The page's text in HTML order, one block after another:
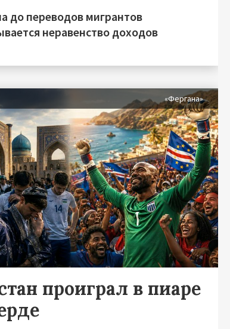
до переводов мигрантов
неравенство доходов
«Фергана»
проиграл в пиаре